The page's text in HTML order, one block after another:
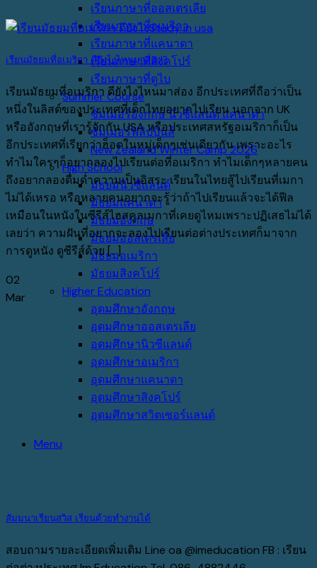
เรียนภาษาที่ออสเตรเลีย
เรียนภาษาที่อเมริกา
เรียนภาษาที่แคนาดา
เรียนภาษาที่สิงคโปร์
เรียนภาษาที่ดูไบ
Summer Course
ซัมเมอร์อังกฤษ นิวซีแลนด์ แคนาดา
ซัมเมอร์ฟิลิปปินส์
New Zealand Winter Camp 2026
High School
มัธยมนิวซีแลนด์
มัธยมแคนาดา
มัธยมอังกฤษ
มัธยมออสเตรเลีย
มัธยมอเมริกา
มัธยมสิงคโปร์
Higher Education
อุดมศึกษาอังกฤษ
อุดมศึกษาออสเตรเลีย
อุดมศึกษานิวซีแลนด์
อุดมศึกษาอเมริกา
อุดมศึกษาแคนาดา
อุดมศึกษาสิงคโปร์
อุดมศึกษาสวิตเซอร์แลนด์
Menu
เรียนมัธยมที่อเมริกา ดียังไงไหนมาส่อง!?
เรียนมัธยมที่อเมริกา ดียังไงไหนมาส่อง อีกประเทศที่ถือว่าเป็น
หนึ่งในลิสต์ของประเทศที่เด็กไทยอยากไปเรียน นอกจาก UK
หรืออังกฤษที่เรารู้จักกัน USA หรือประเทศสหรัฐอเมริกาก็เป็น
อีกประเทศที่เรียกว่าฮ็อตในหมู่เด็กๆเช่นเดียวกัน เพราะอะไร
ทำไมใครๆก็อยากลองไปเรียนต่อที่อเมริกา ทำไมเด็กๆหลายคน
ถึงอยากลองดื่มด่ำความเป็นอิสระ เรียนในไทยสู้ไปเรียนที่เมกา
ไม่ได้เหรอ หรือหลายคนอยากจะรู้ว่าถ้าไปเรียนแล้วจะได้ฟีล
เหมือนในหนังในซีรีส์ไฮสคูลเมกาที่เคยดูไหมเพราะปฏิเสธไม่ได้
เลยว่า ความฝันที่อยากจะลองไปเรียนต่อต่างประเทศก็มาจาก
การดูหนัง ดูซีรีส์ด้วย [...]
02
Mar
สัมมนาเรียนสวิส เรียนด้วยทำงานได้
สอบถามรายละเอียดเพิ่มเติม Line oa @imeducation FB : เรียน